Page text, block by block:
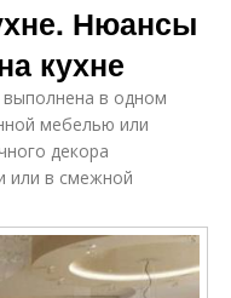
Нюансы
кухне
выполнена в одном
мебелью или
декора
или в смежной